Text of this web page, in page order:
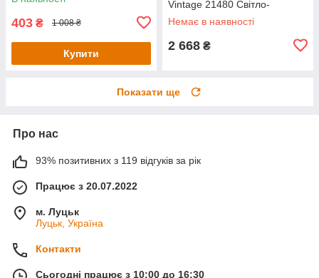
403 ₴ 1 008 ₴
Купити
Vintage 21480 Світло-
коричневий
Немає в наявності
2 668 ₴
Показати ще
Про нас
93% позитивних з 119 відгуків за рік
Працює з 20.07.2022
м. Луцьк
Луцьк, Україна
Контакти
Сьогодні працює з 10:00 до 16:30